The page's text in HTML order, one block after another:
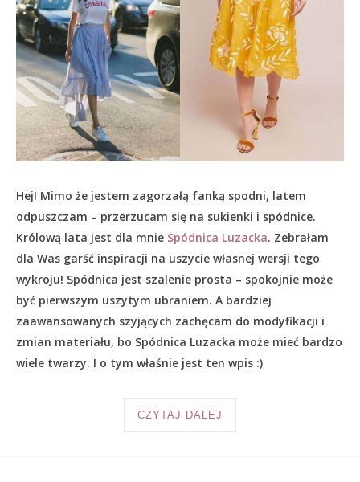
Hej! Mimo że jestem zagorzałą fanką spodni, latem
odpuszczam – przerzucam się na sukienki i spódnice.
Królową lata jest dla mnie Spódnica Luzacka. Zebrałam
dla Was garść inspiracji na uszycie własnej wersji tego
wykroju! Spódnica jest szalenie prosta – spokojnie może
być pierwszym uszytym ubraniem. A bardziej
zaawansowanych szyjących zachęcam do modyfikacji i
zmian materiału, bo Spódnica Luzacka może mieć bardzo
wiele twarzy. I o tym właśnie jest ten wpis :)
CZYTAJ DALEJ